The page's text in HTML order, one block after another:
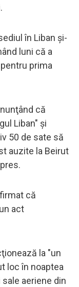
în Liban şi-
luni că a
prima
că
Liban" şi
50 de sate să
auzite la Beirut
că
act
la "un
loc în noaptea
aeriene din